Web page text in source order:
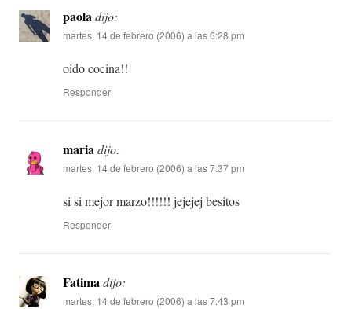
paoladijo:
martes, 14 de febrero (2006) a las 6:28 pm
oido cocina!!
Responder
mariadijo:
martes, 14 de febrero (2006) a las 7:37 pm
si si mejor marzo!!!!!! jejejej besitos
Responder
Fatimadijo:
martes, 14 de febrero (2006) a las 7:43 pm